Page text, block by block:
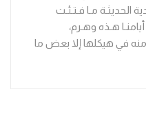
الحديثـة مـا فـتـئـت
هـذه وهـرم،
منه في هيكلها إلا بعض ما